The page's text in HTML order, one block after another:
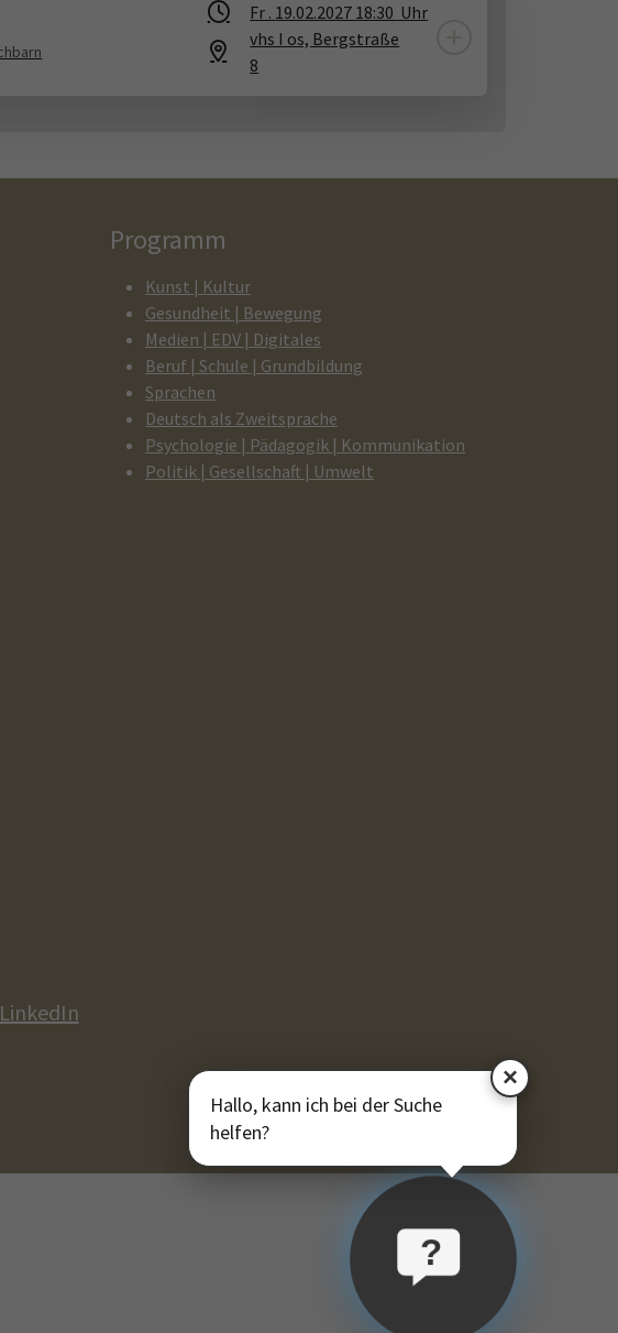
Fr . 19.02.2027 18:30 Uhr
vhs I os, Bergstraße
8
Programm
Kunst | Kultur
Gesundheit | Bewegung
Medien | EDV | Digitales
Beruf | Schule | Grundbildung
Sprachen
Deutsch als Zweitsprache
Psychologie | Pädagogik | Kommunikation
Politik | Gesellschaft | Umwelt
LinkedIn